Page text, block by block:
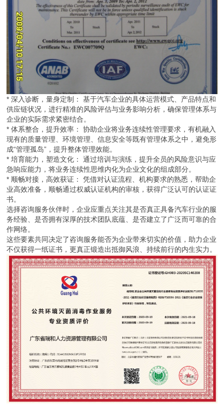
* 深入诊断，量身定制： 基于汽车企业的具体运营模式、产品特点和
供应链状况，进行精准的风险评估与业务影响分析，确保管理体系与
企业的实际需求紧密结合。
* 体系整合，提升效率： 协助企业将业务连续性管理要求，有机融入
现有的质量管理、环境管理、信息安全等既有管理体系之中，避免形
成“管理孤岛”，提升整体管理效能。
* 培育能力，塑造文化： 通过培训与演练，提升全员的风险意识与应
急响应能力，将业务连续性思维内化为企业文化的组成部分。
* 顺畅对接，高效获证： 凭借对认证流程、机构要求的熟悉，帮助企
业高效准备，顺畅通过权威认证机构的审核，获得广泛认可的认证证
书。
选择咨询服务伙伴时，企业应重点关注其是否真正具备汽车行业的服
务经验、是否拥有深厚的技术团队底蕴、是否建立了广泛而可靠的合
作网络。
这些要素共同决定了咨询服务能否为企业带来切实的价值，助力企业
不仅获得一纸证书，更真正锻造出抵御风浪、持续前行的内生实力。